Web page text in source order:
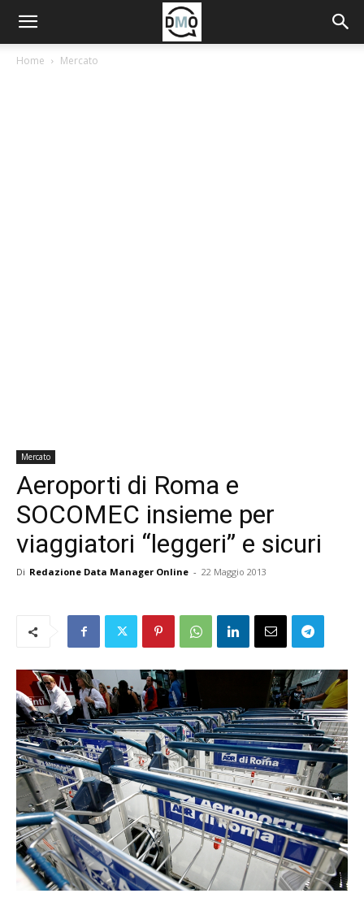
Home Mercato
Mercato
Aeroporti di Roma e
SOCOMEC insieme per
viaggiatori “leggeri” e sicuri
Di Redazione Data Manager Online - 22 Maggio 2013